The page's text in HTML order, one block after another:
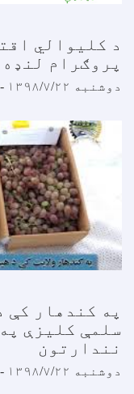
د کلیوالي
پروګرام
دوشنبه ۱۳۹۸/۷/۲۲ - ۱۱:۱۴
په کندهار کې
سلمې کلیزې
نندارتون
دوشنبه ۱۳۹۸/۷/۲۲ - ۹:۲۵